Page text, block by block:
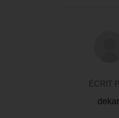
ÉCRIT